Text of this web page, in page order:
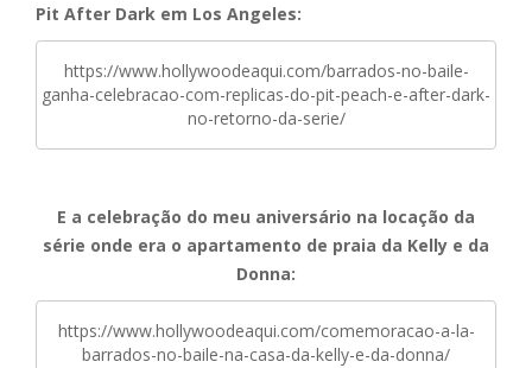
Pit After Dark em Los Angeles:
https://www.hollywoodeaqui.com/barrados-no-baile-
ganha-celebracao-com-replicas-do-pit-peach-e-after-dark-
no-retorno-da-serie/
E a celebração do meu aniversário na locação da
série onde era o apartamento de praia da Kelly e da
Donna:
https://www.hollywoodeaqui.com/comemoracao-a-la-
barrados-no-baile-na-casa-da-kelly-e-da-donna/